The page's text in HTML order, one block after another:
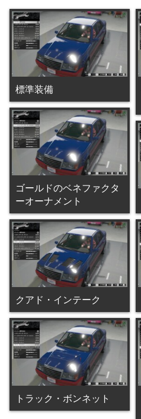
標準装備
ゴールドのベネファクタ
ーオーナメント
クアド・インテーク
トラック・ボンネット